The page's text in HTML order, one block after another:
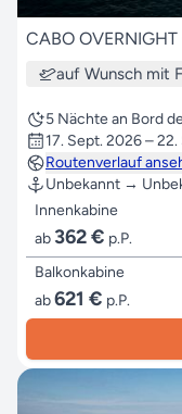
CABO OVERNIGHT
auf Wunsch mit
5 Nächte an Bord
17. Sept. 2026 –
Routenverlauf
Unbekannt →
Innenkabine
ab 362 € p.P.
Balkonkabine
ab621 € p.P.